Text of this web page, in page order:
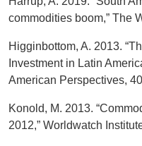
commodities boom,” The
Higginbottom, A. 2013.
Investment in Latin
American Perspectives,
Konold, M. 2013.
2012,” Worldwatch